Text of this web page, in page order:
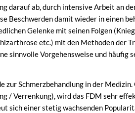
darauf ab, durch intensive Arbeit an
Beschwerden damit wieder in einen
Gelenke mit seinen Folgen
etc.) mit den Methoden der
sinnvolle Vorgehensweise und häufig
Schmerzbehandlung in der Medizin.
/ Verrenkung), wird das FDM sehr
sich einer stetig wachsenden